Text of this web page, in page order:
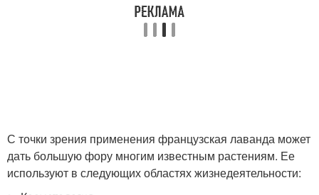
С точки зрения применения французская лаванда может
дать большую фору многим известным растениям. Ее
используют в следующих областях жизнедеятельности: